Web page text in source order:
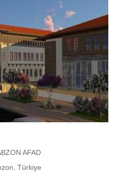
AFAD
Türkiye